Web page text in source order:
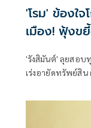
'โรม' ข้องใ
เมือง! ฟุ้งข
'รังสิมันต์' ลุยสอบ
เร่งอายัดทรัพย์สิน
รัดกุมหรือไม่